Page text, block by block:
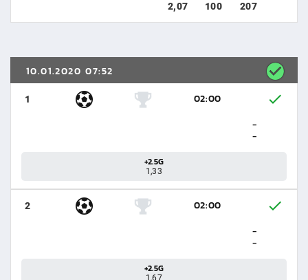
2,07
100
207
10.01.2020 07:52
1
02:00
-
-
+2.5G
1,33
2
02:00
-
-
+2.5G
1,67